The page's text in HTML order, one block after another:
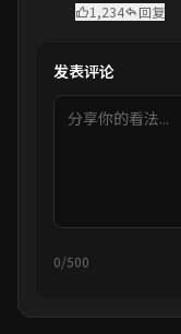
1,234 回复
发表评论
0/500